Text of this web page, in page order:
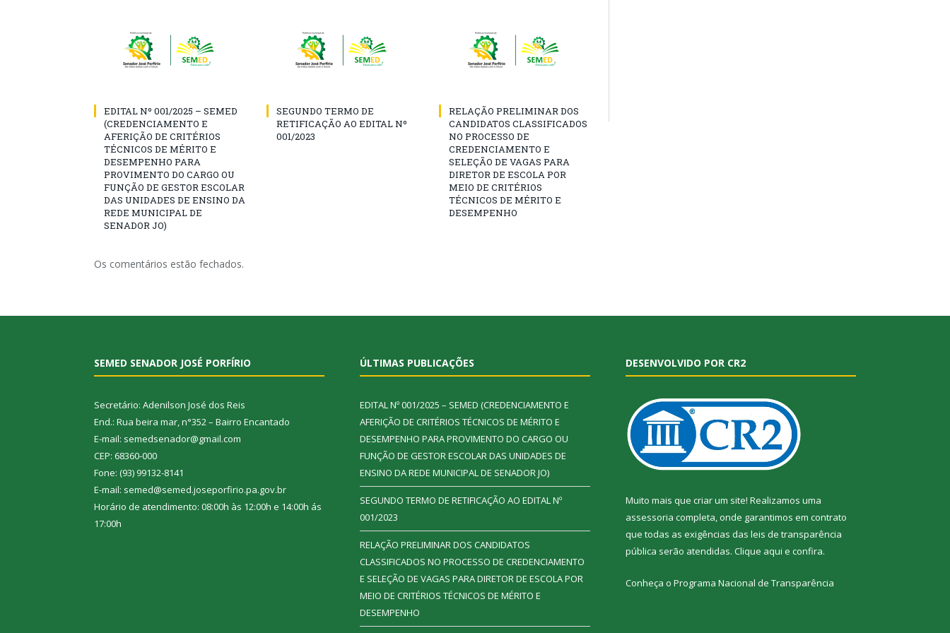
EDITAL Nº 001/2025 – SEMED
(CREDENCIAMENTO E
AFERIÇÃO DE CRITÉRIOS
TÉCNICOS DE MÉRITO E
DESEMPENHO PARA
PROVIMENTO DO CARGO OU
FUNÇÃO DE GESTOR ESCOLAR
DAS UNIDADES DE ENSINO DA
REDE MUNICIPAL DE
SENADOR JO)
SEGUNDO TERMO DE
RETIFICAÇÃO AO EDITAL Nº
001/2023
RELAÇÃO PRELIMINAR DOS
CANDIDATOS CLASSIFICADOS
NO PROCESSO DE
CREDENCIAMENTO E
SELEÇÃO DE VAGAS PARA
DIRETOR DE ESCOLA POR
MEIO DE CRITÉRIOS
TÉCNICOS DE MÉRITO E
DESEMPENHO
Os comentários estão fechados.
SEMED SENADOR JOSÉ PORFÍRIO
Secretário: Adenilson José dos Reis
End.: Rua beira mar, n°352 – Bairro Encantado
E-mail: semedsenador@gmail.com
CEP: 68360-000
Fone: (93) 99132-8141
E-mail: semed@semed.joseporfirio.pa.gov.br
Horário de atendimento: 08:00h às 12:00h e 14:00h ás
17:00h
ÚLTIMAS PUBLICAÇÕES
EDITAL Nº 001/2025 – SEMED (CREDENCIAMENTO E
AFERIÇÃO DE CRITÉRIOS TÉCNICOS DE MÉRITO E
DESEMPENHO PARA PROVIMENTO DO CARGO OU
FUNÇÃO DE GESTOR ESCOLAR DAS UNIDADES DE
ENSINO DA REDE MUNICIPAL DE SENADOR JO)
SEGUNDO TERMO DE RETIFICAÇÃO AO EDITAL Nº
001/2023
RELAÇÃO PRELIMINAR DOS CANDIDATOS
CLASSIFICADOS NO PROCESSO DE CREDENCIAMENTO
E SELEÇÃO DE VAGAS PARA DIRETOR DE ESCOLA POR
MEIO DE CRITÉRIOS TÉCNICOS DE MÉRITO E
DESEMPENHO
DESENVOLVIDO POR CR2
Muito mais que criar um site! Realizamos uma
assessoria completa, onde garantimos em contrato
que todas as exigências das leis de transparência
pública serão atendidas. Clique aqui e confira.
Conheça o Programa Nacional de Transparência